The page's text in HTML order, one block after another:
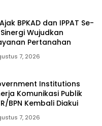
BPKAD dan IPPAT Se-
Wujudkan
Pertanahan
7, 2026
Institutions
Komunikasi Publik
BPN Kembali Diakui
7, 2026